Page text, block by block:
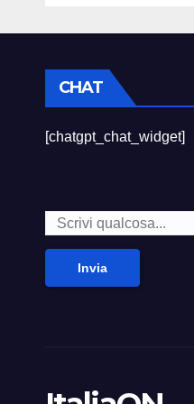
CHAT
[chatgpt_chat_widget]
Invia